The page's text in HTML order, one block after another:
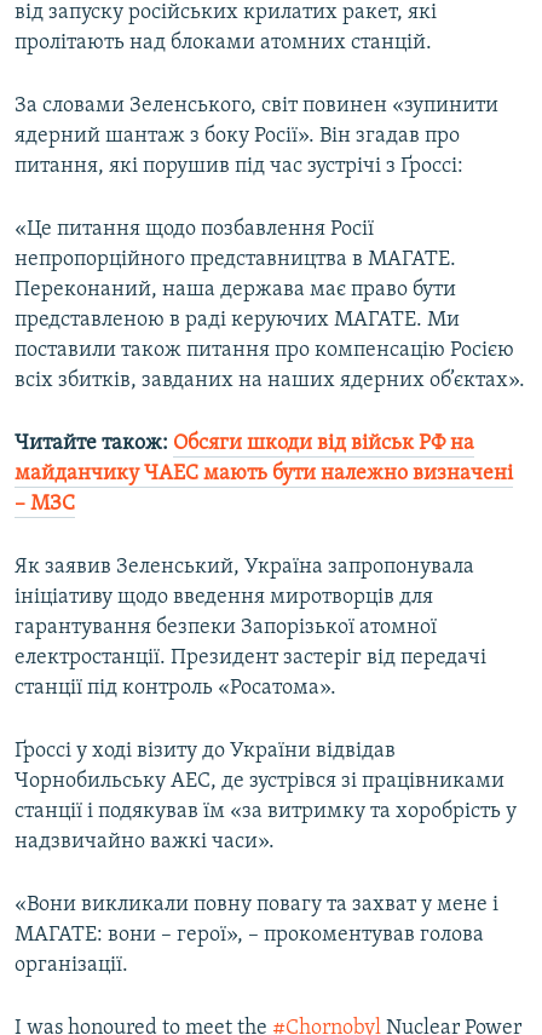
від запуску російських крилатих ракет, які
пролітають над блоками атомних станцій.
За словами Зеленського, світ повинен «зупинити
ядерний шантаж з боку Росії». Він згадав про
питання, які порушив під час зустрічі з Ґроссі:
«Це питання щодо позбавлення Росії
непропорційного представництва в МАГАТЕ.
Переконаний, наша держава має право бути
представленою в раді керуючих МАГАТЕ. Ми
поставили також питання про компенсацію Росією
всіх збитків, завданих на наших ядерних об’єктах».
Читайте також: Обсяги шкоди від військ РФ на
майданчику ЧАЕС мають бути належно визначені
– МЗС
Як заявив Зеленський, Україна запропонувала
ініціативу щодо введення миротворців для
гарантування безпеки Запорізької атомної
електростанції. Президент застеріг від передачі
станції під контроль «Росатома».
Ґроссі у ході візиту до України відвідав
Чорнобильську АЕС, де зустрівся зі працівниками
станції і подякував їм «за витримку та хоробрість у
надзвичайно важкі часи».
«Вони викликали повну повагу та захват у мене і
МАГАТЕ: вони – герої», – прокоментував голова
організації.
I was honoured to meet the #Chornobyl Nuclear Power